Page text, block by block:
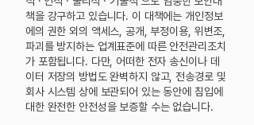
책을 강구하고 있습니다. 이 대책에는 개인정보
에의 권한 외의 액세스, 공개, 부정이용, 위변조,
파괴를 방지하는 업계표준에 따른 안전관리조치
가 포함됩니다. 다만, 어떠한 전자 송신이나 데
이터 저장의 방법도 완벽하지 않고, 전송경로 및
회사 시스템 상에 보관되어 있는 동안에 침입에
대한 완전한 안전성을 보증할 수는 없습니다.